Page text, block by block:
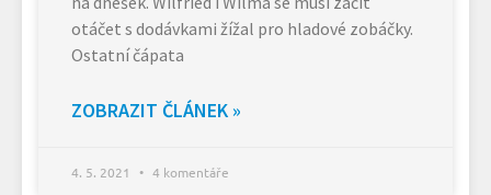
otáčet s dodávkami žížal pro hladové zobáčky.
Ostatní čápata
ZOBRAZIT ČLÁNEK »
4. 5. 2021 4 komentáře